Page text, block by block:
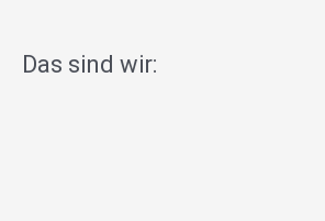
Das sind wir: